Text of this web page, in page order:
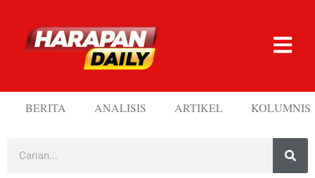
BERITA ANALISIS ARTIKEL KOLUMNIS